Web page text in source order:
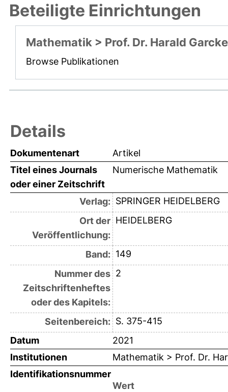
Beteiligte Einrichtungen
Mathematik > Prof. Dr. Harald Garcke
Browse Publikationen
Details
Dokumentenart
Artikel
Titel eines Journals
oder einer Zeitschrift
Numerische Mathematik
Verlag: SPRINGER HEIDELBERG
Ort der
Veröffentlichung:
HEIDELBERG
Band: 149
Nummer des
Zeitschriftenheftes
oder des Kapitels:
2
Seitenbereich: S. 375-415
Datum
2021
Institutionen
Mathematik > Prof. Dr.
Identifikationsnummer
Wert